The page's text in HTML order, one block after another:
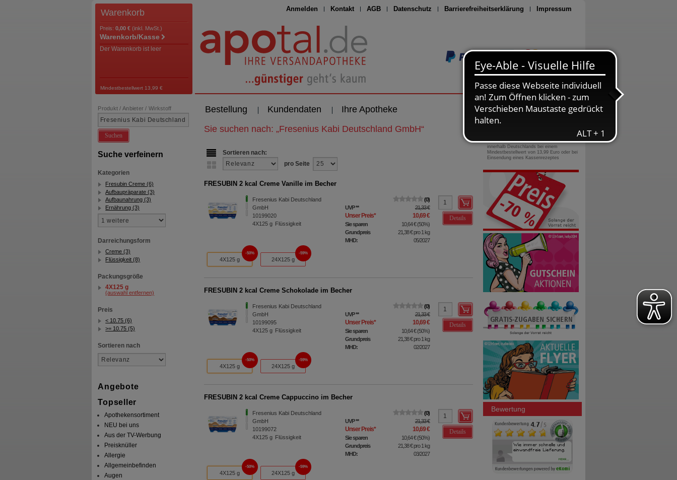
Anmelden Kontakt AGB Datenschutz Barrierefreiheitserklärung Impressum
Seite drucken
Warenkorb
Preis: 0,00 € (inkl. MwSt.)
Warenkorb/Kasse
Der Warenkorb ist leer
Mindestbestellwert 13,99 €
Bestellung Kundendaten Ihre Apotheke
Produkt / Anbieter / Wirkstoff
Suchen
Suche verfeinern
Kategorien
Fresubin Creme (6)
Aufbaupräparate (3)
Aufbaunahrung (3)
Ernährung (3)
Darreichungsform
Creme (3)
Flüssigkeit (8)
Packungsgröße
4X125 g
(auswahl entfernen)
Preis
< 10.75 (6)
>= 10.75 (5)
Sortieren nach
Angebote
Topseller
Apothekensortiment
NEU bei uns
Aus der TV-Werbung
Preisknüller
Allergie
Allgemeinbefinden
Augen
Sie suchen nach: „Fresenius Kabi Deutschland GmbH“
Sortieren nach:
pro Seite
FRESUBIN 2 kcal Creme Vanille im Becher
Fresenius Kabi Deutschland
GmbH
10199020
4X125g Flüssigkeit
0
UVP** 21,33 €
Unser Preis* 10,69 €
Sie sparen 10,64 €(50%)
Grundpreis
21,38 €pro 1 kg
MHD:
05/2027
Details
4X125 g
50%
24X125 g
59%
FRESUBIN 2 kcal Creme Schokolade im Becher
Fresenius Kabi Deutschland
GmbH
10199095
4X125g Flüssigkeit
0
UVP** 21,33 €
Unser Preis* 10,69 €
Sie sparen 10,64 €(50%)
Grundpreis
21,38 €pro 1 kg
MHD:
02/2027
Details
4X125 g
50%
24X125 g
59%
FRESUBIN 2 kcal Creme Cappuccino im Becher
Fresenius Kabi Deutschland
GmbH
10199072
4X125g Flüssigkeit
0
UVP** 21,33 €
Unser Preis* 10,69 €
Sie sparen 10,64 €(50%)
Grundpreis
21,38 €pro 1 kg
MHD:
03/2027
Details
4X125 g
50%
24X125 g
59%
0800-10 11 422
gebührenfreie Rufnummer
innerhalb Deutschlands bei einem
Mindestbestellwert von 13,99 Euro oder bei
Einsendung eines Kassenrezeptes
Bewertung